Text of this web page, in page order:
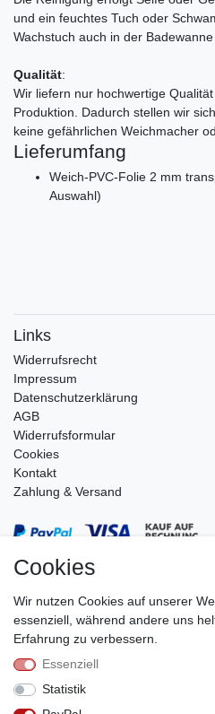
und ein feuchtes Tuch oder
Wachstuch auch in der
Qualität:
Wir liefern nur hochwertige
Produktion. Dadurch stellen wir
keine gefährlichen Weichmacher
Lieferumfang
Weich-PVC-Folie 2 mm
Auswahl)
Links
Widerrufs­recht
Impressum
Daten­schutz­erklärung
AGB
Widerrufsformular
Cookies
Kontakt
Zahlung & Versand
Stephan Roth GmbH
Cookies
Wir nutzen Cookies auf unserer
essenziell, während andere uns
Erfahrung zu verbessern.
Essenziell
Statistik